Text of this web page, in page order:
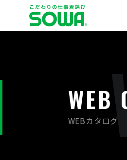
WEB
WEBカタログ